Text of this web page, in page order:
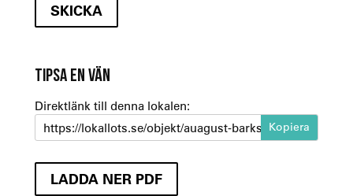
TIPSA EN VÄN
Direktlänk till denna lokalen:
https://lokallots.se/objekt/auagust-barks-gata-10-hogsbo
LADDA NER PDF